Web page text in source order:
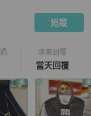
追蹤
聊聊回覆
當天回覆